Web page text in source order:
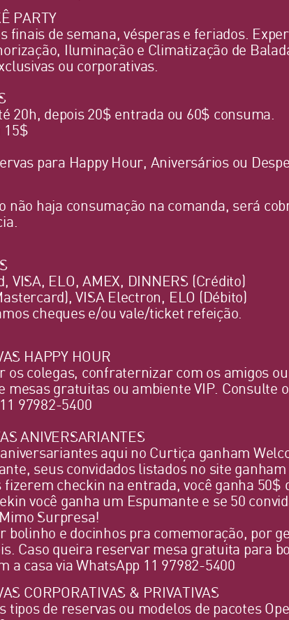
PARTY
finais de semana, vésperas e feriados.
Iluminação e Climatização de
ou corporativas.
20h, depois 20$ entrada ou 60$ consuma.
15$
para Happy Hour, Aniversários ou
não haja consumação na comanda, será
VISA, ELO, AMEX, DINNERS (Crédito)
VISA Electron, ELO (Débito)
cheques e/ou vale/ticket refeição.
HAPPY HOUR
os colegas, confraternizar com os amigos
mesas gratuitas ou ambiente VIP. Consulte
97982-5400
ANIVERSARIANTES
aqui no Curtiça ganham
seus convidados listados no site
fizerem checkin na entrada, você ganha 50$
você ganha um Espumante e se 50
Surpresa!
bolinho e docinhos pra comemoração, por
Caso queira reservar mesa gratuita para
a casa via WhatsApp 11 97982-5400
CORPORATIVAS & PRIVATIVAS
tipos de reservas ou modelos de pacotes